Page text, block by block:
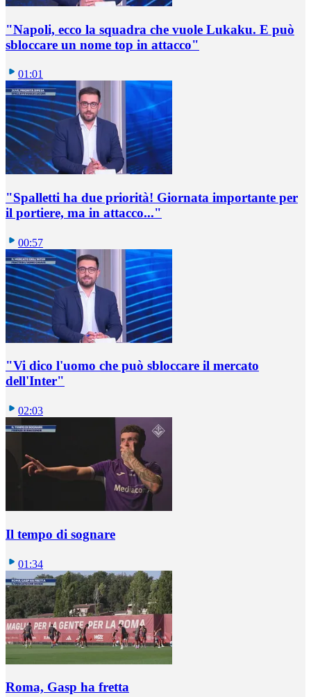
"Napoli, ecco la squadra che vuole Lukaku. E può
sbloccare un nome top in attacco"
01:01
"Spalletti ha due priorità! Giornata importante per
il portiere, ma in attacco..."
00:57
"Vi dico l'uomo che può sbloccare il mercato
dell'Inter"
02:03
Il tempo di sognare
01:34
Roma, Gasp ha fretta